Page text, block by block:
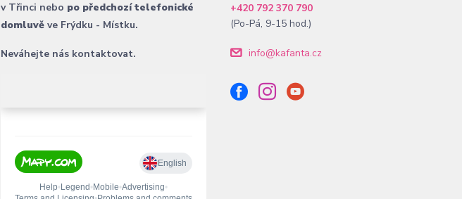
v Třinci nebo po předchozí telefonické
domluvě ve Frýdku - Místku.
Neváhejte nás kontaktovat.
+420 792 370 790
(Po-Pá, 9-15 hod.)
info@kafanta.cz